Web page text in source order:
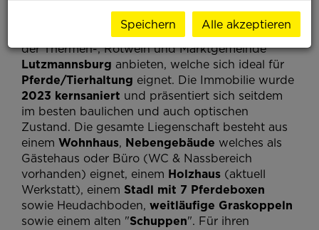
Lutzmannsburg!
Hiermit dürfen wir Ihnen eine tolle Immobilie in
der Thermen-, Rotwein und Marktgemeinde
Lutzmannsburg anbieten, welche sich ideal für
Pferde/Tierhaltung eignet. Die Immobilie wurde
2023 kernsaniert und präsentiert sich seitdem
im besten baulichen und auch optischen
Zustand. Die gesamte Liegenschaft besteht aus
einem Wohnhaus, Nebengebäude welches als
Gästehaus oder Büro (WC & Nassbereich
vorhanden) eignet, einem Holzhaus (aktuell
Werkstatt), einem Stadl mit 7 Pferdeboxen
sowie Heudachboden, weitläufige Graskoppeln
sowie einem alten "Schuppen". Für ihren
Speichern Alle akzeptieren